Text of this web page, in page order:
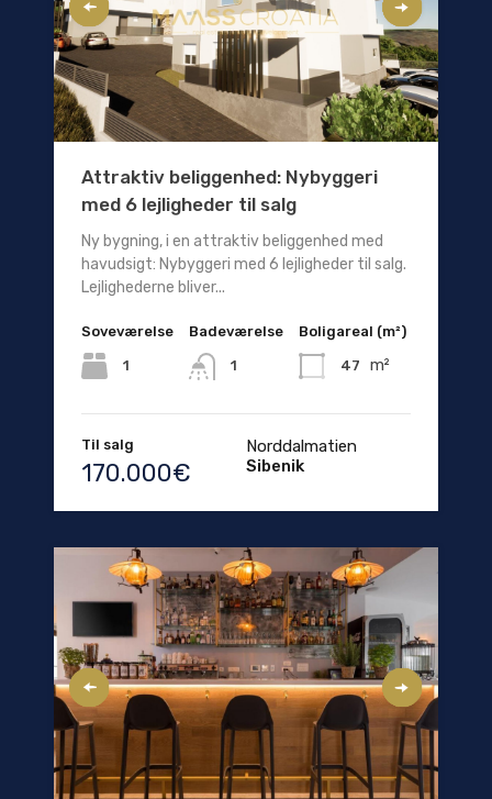
Attraktiv beliggenhed: Nybyggeri
med 6 lejligheder til salg
Ny bygning, i en attraktiv beliggenhed med
havudsigt: Nybyggeri med 6 lejligheder til salg.
Lejlighederne bliver...
Soveværelse
1
Badeværelse
1
Boligareal (m²)
47 m²
Til salg
170.000€
Norddalmatien
Sibenik